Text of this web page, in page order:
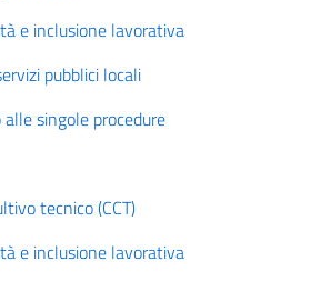
e inclusione lavorativa
pubblici locali
singole procedure
tecnico (CCT)
e inclusione lavorativa